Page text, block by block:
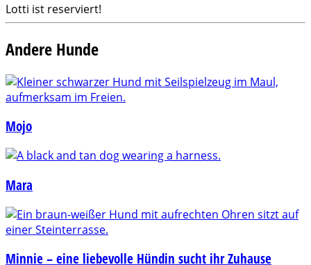
Lotti ist reserviert!
Andere Hunde
Mojo
Mara
Minnie – eine liebevolle Hündin sucht ihr Zuhause